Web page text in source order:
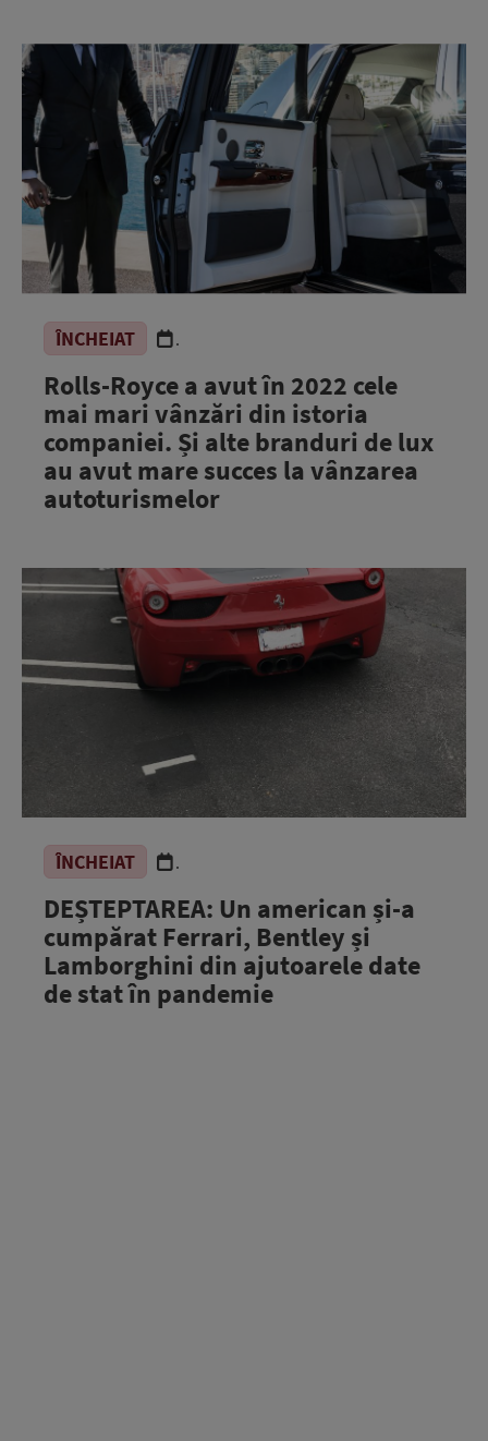
ÎNCHEIAT .
Rolls-Royce a avut în 2022 cele
mai mari vânzări din istoria
companiei. Și alte branduri de lux
au avut mare succes la vânzarea
autoturismelor
ÎNCHEIAT .
DEȘTEPTAREA: Un american și-a
cumpărat Ferrari, Bentley și
Lamborghini din ajutoarele date
de stat în pandemie